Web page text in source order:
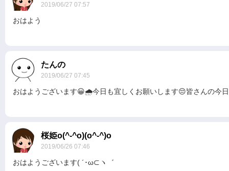
2019/06/27 07:57
おはよう
たんの
2019/06/27 07:45
おはようございます😀🌧️今日も宜しくお願いします😔皆さんの今
桜姫o(^-^o)(o^-^)o
2019/06/26 07:46
おはようございます( ´･ω⊂ヽ゛